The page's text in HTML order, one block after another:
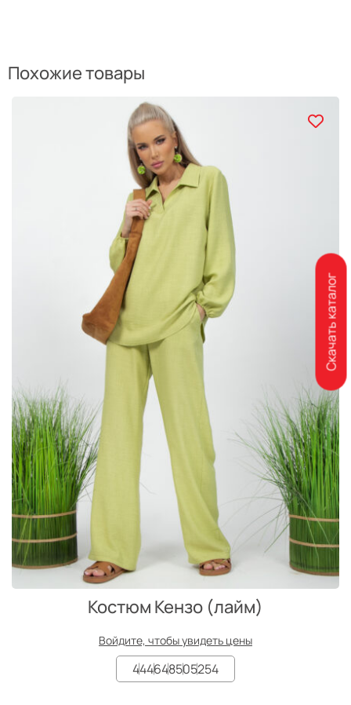
Похожие товары
Костюм Кензо (лайм)
Войдите, чтобы увидеть цены
444648505254
Скачать каталог